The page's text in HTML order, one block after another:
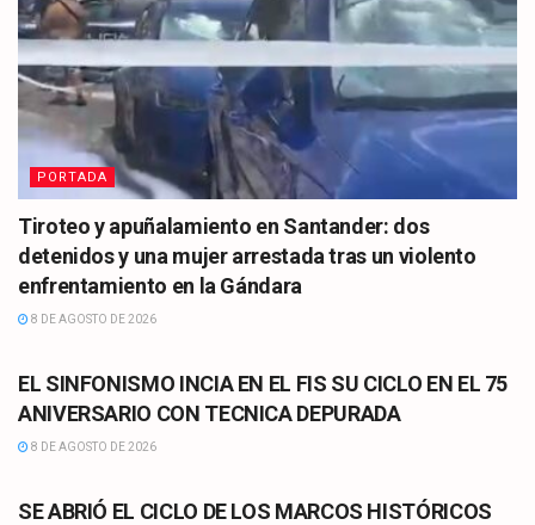
PORTADA
Tiroteo y apuñalamiento en Santander: dos
detenidos y una mujer arrestada tras un violento
enfrentamiento en la Gándara
8 DE AGOSTO DE 2026
EL SINFONISMO INCIA EN EL FIS SU CICLO EN EL 75
ANIVERSARIO CON TECNICA DEPURADA
8 DE AGOSTO DE 2026
SE ABRIÓ EL CICLO DE LOS MARCOS HISTÓRICOS